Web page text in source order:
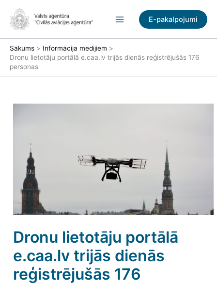
saturu
E-pakalpojumi
Sākums
Informācija medijiem
Dronu lietotāju portālā e.caa.lv trijās dienās reģistrējušās 176
personas
Dronu lietotāju portālā
e.caa.lv trijās dienās
reģistrējušās 176